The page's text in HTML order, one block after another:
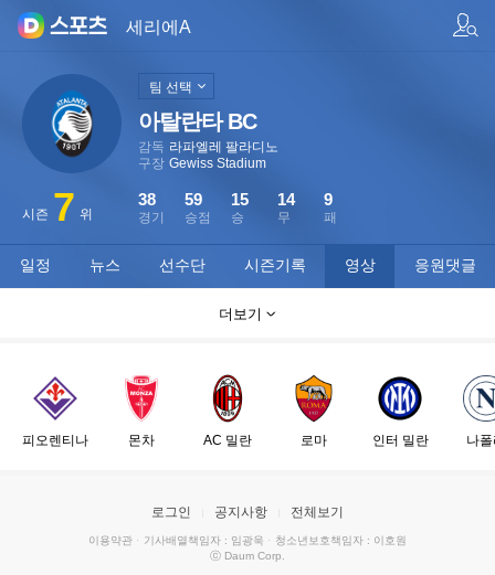
세리에A
아탈란타 BC
감독 라파엘레 팔라디노
구장 Gewiss Stadium
시즌 7 위 경기
38
승점
59
승
15
무
14
패
9
팀 선택
일정 뉴스 선수단 시즌기록 영상 응원댓글
더보기
피오렌티나 몬차 AC 밀란 로마 인터 밀란 나
로그인 공지사항 전체보기
이용약관 · 기사배열책임자 : 임광욱 · 청소년보호책임자 : 이호원
ⓒ Daum Corp.